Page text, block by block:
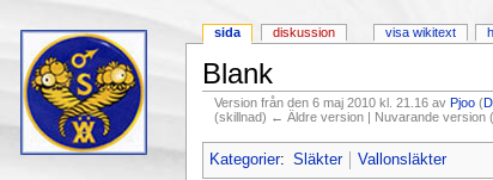
Blank
Version från den 6 maj 2010 kl. 21.16 avPjoo (
(skillnad) ← Äldre version | Nuvarande
Kategorier: Släkter Vallonsläkter
sida diskussion visa wikitext